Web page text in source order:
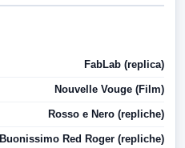
FabLab (replica)
Nouvelle Vouge (Film)
Rosso e Nero (repliche)
Buonissimo Red Roger (repliche)